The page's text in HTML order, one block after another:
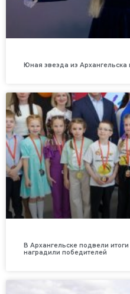
Юная звезда из Архангельска
В Архангельске подвели
наградили победителей